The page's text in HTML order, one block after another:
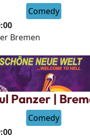
Comedy
Bremen
Panzer |
Comedy